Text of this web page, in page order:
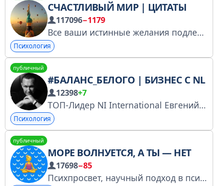
СЧАСТЛИВЫЙ МИР | ЦИТАТЫ
117096−1179
Все ваши истинные желания подлежат исполнению. Таков Закон.
Психология
публичный
#БАЛАНС_БЕЛОГО | БИЗНЕС С NL
12398+7
ТОП-Лидер NI International Евгений Белозёров 20 лет в реферальном бизнесе О жизни О деньгах О бизнесе Резко, но честно Попасть ко мне в команду
Психология
публичный
МОРЕ ВОЛНУЕТСЯ, А ТЫ — НЕТ
17698−85
Психпросвет, научный подход в психологии, упражнения и техники, самоподдержка. Тут все, что вы хотели знать об эмоциональной регуляции, но боялись спросить. Веду я — Галя Петракова @galinapetrakova РКН: https://clck.ru/3Nzv6P